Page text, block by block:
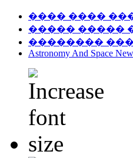
���� ����
����� �����
��������
Astronomy And Space